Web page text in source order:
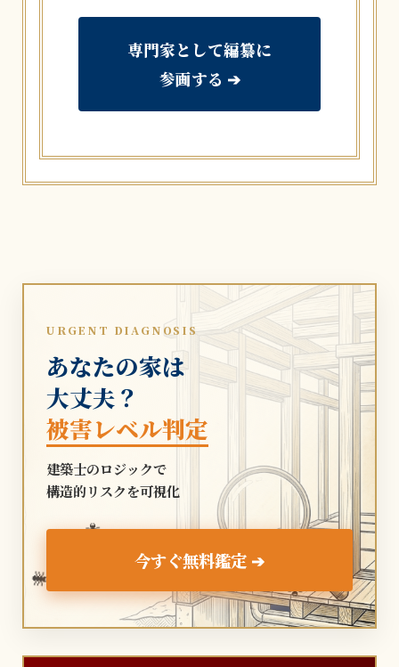
専門家として編纂に
参画する ➔
URGENT DIAGNOSIS
あなたの家は
大丈夫？
被害レベル判定
建築士のロジックで
構造的リスクを可視化
今すぐ無料鑑定 ➔
🐜
🐜
🐜